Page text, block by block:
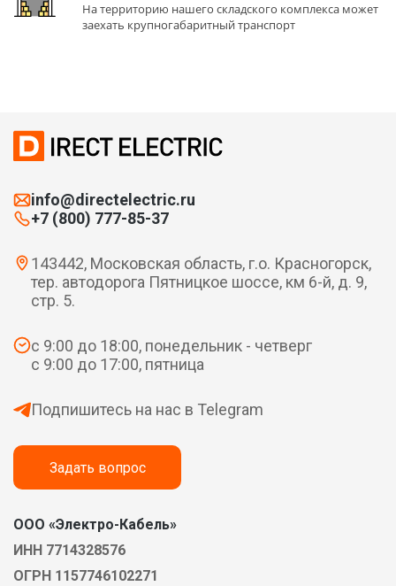
На территорию нашего складского комплекса может
заехать крупногабаритный транспорт
info@directelectric.ru
+7 (800) 777-85-37
143442, Московская область, г.о. Красногорск,
тер. автодорога Пятницкое шоссе, км 6-й, д. 9,
стр. 5.
с 9:00 до 18:00, понедельник - четверг
с 9:00 до 17:00, пятница
Подпишитесь на нас в Telegram
Задать вопрос
ООО «Электро-Кабель»
ИНН 7714328576
ОГРН 1157746102271